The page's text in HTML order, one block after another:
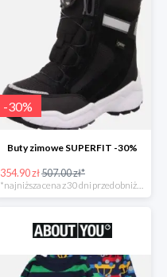
-30%
Buty zimowe SUPERFIT -30%
354.90 zł507.00 zł*